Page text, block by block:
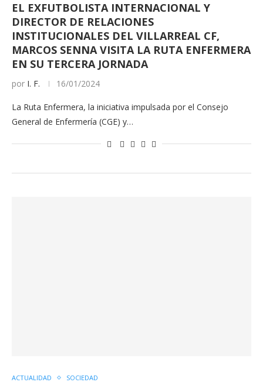
EL EXFUTBOLISTA INTERNACIONAL Y
DIRECTOR DE RELACIONES
INSTITUCIONALES DEL VILLARREAL CF,
MARCOS SENNA VISITA LA RUTA ENFERMERA
EN SU TERCERA JORNADA
por I. F. 16/01/2024
La Ruta Enfermera, la iniciativa impulsada por el Consejo
General de Enfermería (CGE) y…
ACTUALIDAD SOCIEDAD